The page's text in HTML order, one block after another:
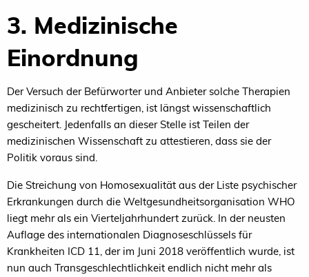
3. Medizinische
Einordnung
Der Versuch der Befürworter und Anbieter solche Therapien
medizinisch zu rechtfertigen, ist längst wissenschaftlich
gescheitert. Jedenfalls an dieser Stelle ist Teilen der
medizinischen Wissenschaft zu attestieren, dass sie der
Politik voraus sind.
Die Streichung von Homosexualität aus der Liste psychischer
Erkrankungen durch die Weltgesundheitsorganisation WHO
liegt mehr als ein Vierteljahrhundert zurück. In der neusten
Auflage des internationalen Diagnoseschlüssels für
Krankheiten ICD 11, der im Juni 2018 veröffentlich wurde, ist
nun auch Transgeschlechtlichkeit endlich nicht mehr als